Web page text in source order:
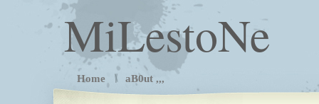
MiLestoNe
Home aB0ut ,,,